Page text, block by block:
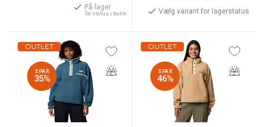
På lager
Se status i butik Vælg variant for lagerstatus
OUTLET
SPAR
35%
OUTLET
SPAR
46%